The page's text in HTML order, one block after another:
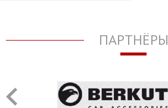
ПАРТНЁРЫ